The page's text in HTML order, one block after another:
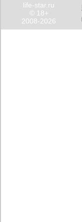
life-star.ru
© 18+
2008-2026